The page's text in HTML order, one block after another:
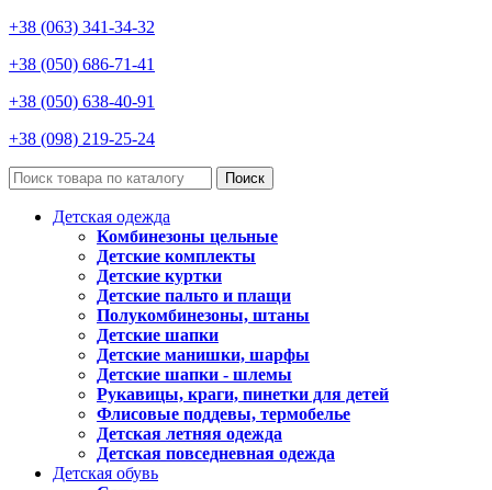
+38 (063) 341-34-32
+38 (050) 686-71-41
+38 (050) 638-40-91
+38 (098) 219-25-24
Поиск
Детская одежда
Комбинезоны цельные
Детские комплекты
Детские куртки
Детские пальто и плащи
Полукомбинезоны, штаны
Детские шапки
Детские манишки, шарфы
Детские шапки - шлемы
Рукавицы, краги, пинетки для детей
Флисовые поддевы, термобелье
Детская летняя одежда
Детская повседневная одежда
Детская обувь